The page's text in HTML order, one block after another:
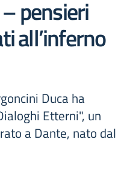
pensieri
all’inferno
Duca ha
Etterni", un
a Dante, nato dal